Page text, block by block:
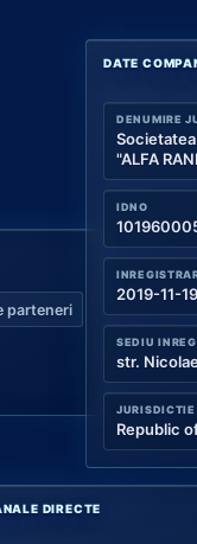
parteneri
DATE
DENUMIRE
"ALFA
IDNO
2019-11-19
SEDIU
str.
JURISDICTIE
Republic
DIRECTE